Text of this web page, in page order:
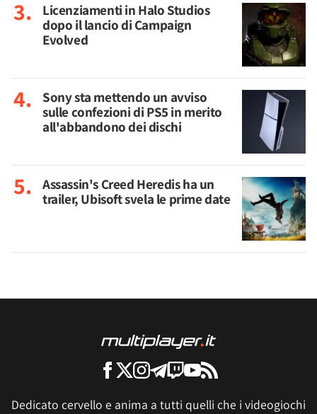
Licenziamenti in Halo Studios
dopo il lancio di Campaign
Evolved
Sony sta mettendo un avviso
sulle confezioni di PS5 in merito
all'abbandono dei dischi
Assassin's Creed Heredis ha un
trailer, Ubisoft svela le prime date
Dedicato cervello e anima a tutti quelli che i videogiochi